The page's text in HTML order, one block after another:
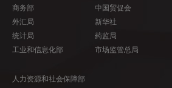
商务部
外汇局
统计局
工业和信息化部
中国贸促会
新华社
药监局
市场监管总局
人力资源和社会保障部